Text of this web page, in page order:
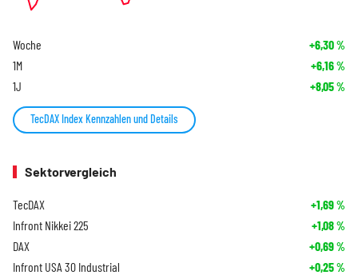
Woche +6,30%
1M +6,16%
1J +8,05%
TecDAX Index Kennzahlen und Details
Sektorvergleich
TecDAX +1,69%
Infront Nikkei 225 +1,08%
DAX +0,69%
Infront USA 30 Industrial +0,25%